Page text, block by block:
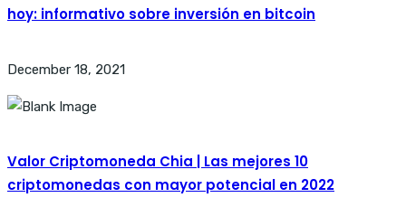
hoy: informativo sobre inversión en bitcoin
December 18, 2021
Valor Criptomoneda Chia | Las mejores 10
criptomonedas con mayor potencial en 2022